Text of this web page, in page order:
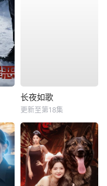
长夜如歌
更新至第18集